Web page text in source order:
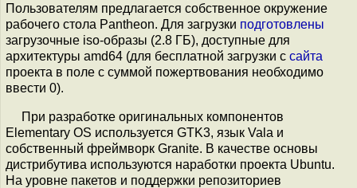
Пользователям предлагается собственное окружение
рабочего стола Pantheon. Для загрузки подготовлены
загрузочные iso-образы (2.8 ГБ), доступные для
архитектуры amd64 (для бесплатной загрузки с сайта
проекта в поле с суммой пожертвования необходимо
ввести 0).
При разработке оригинальных компонентов
Еlementary OS используется GTK3, язык Vala и
собственный фреймворк Granite. В качестве основы
дистрибутива используются наработки проекта Ubuntu.
На уровне пакетов и поддержки репозиториев